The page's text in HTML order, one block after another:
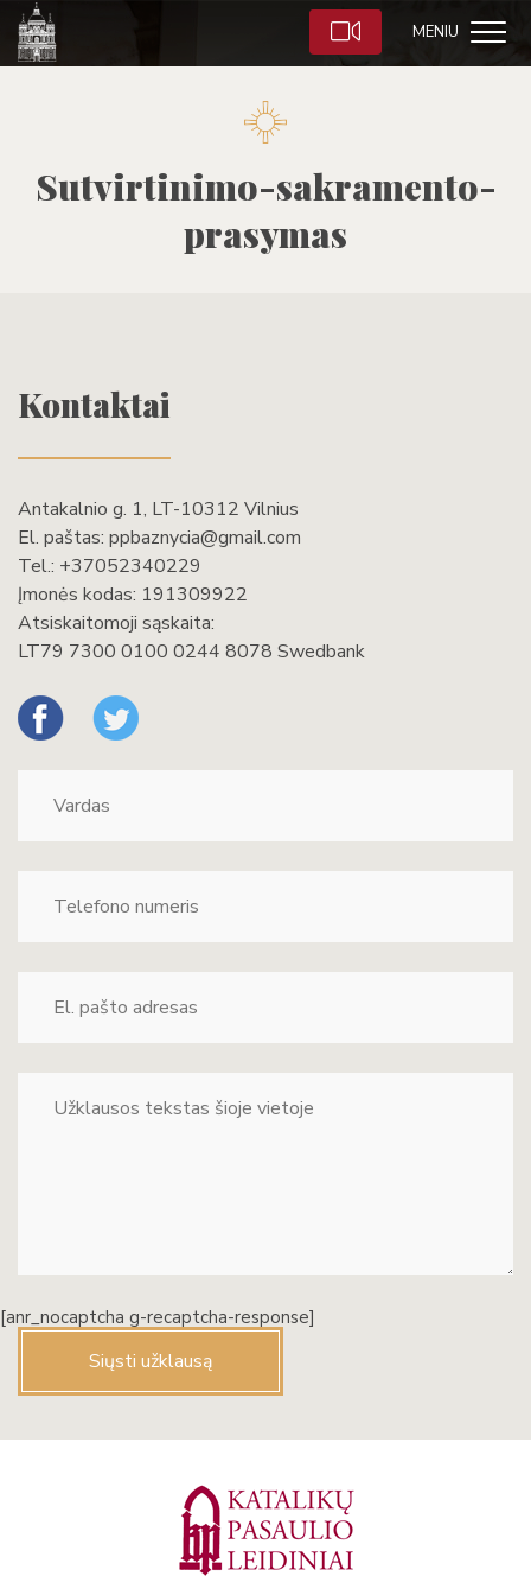
MENIU
Sutvirtinimo-sakramento-
prasymas
Kontaktai
Antakalnio g. 1, LT-10312 Vilnius
El. paštas: ppbaznycia@gmail.com
Tel.: +37052340229
Įmonės kodas: 191309922
Atsiskaitomoji sąskaita:
LT79 7300 0100 0244 8078 Swedbank
[anr_nocaptcha g-recaptcha-response]